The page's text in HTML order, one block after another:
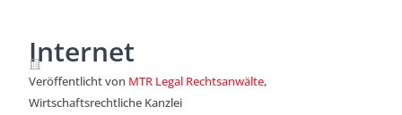
Internet
Veröffentlicht von MTR Legal Rechtsanwälte,
Wirtschaftsrechtliche Kanzlei